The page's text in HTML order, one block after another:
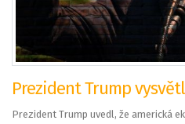
Prezident Trump
Prezident Trump uvedl, že americká